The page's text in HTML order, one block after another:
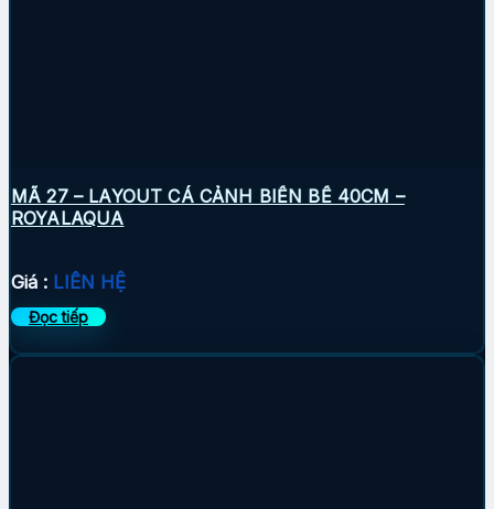
MÃ 27 – LAYOUT CÁ CẢNH BIỂN BỂ 40CM –
ROYALAQUA
Giá : LIÊN HỆ
Đọc tiếp